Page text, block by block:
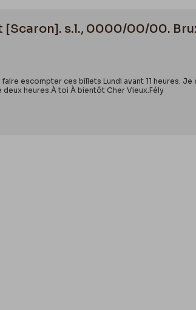
[Scaron]. s.l., 0000/00/00.
escompter ces billets Lundi avant 11 heures.
heures.À toi À bientôt Cher Vieux.Fély